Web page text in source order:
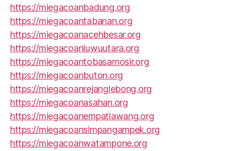
https://miegacoanbadung.org
https://miegacoantabanan.org
https://miegacoanacehbesar.org
https://miegacoanluwuutara.org
https://miegacoantobasamosir.org
https://miegacoanbuton.org
https://miegacoanrejanglebong.org
https://miegacoanasahan.org
https://miegacoanempatlawang.org
https://miegacoansimpangampek.org
https://miegacoanwatampone.org